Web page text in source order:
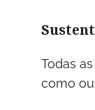
Todas
como